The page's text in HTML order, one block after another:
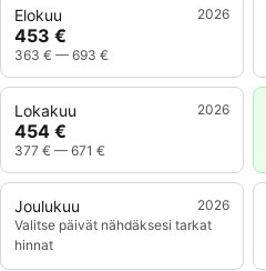
Elokuu 2026
453 €
363 € — 693 €
Lokakuu 2026
454 €
377 € — 671 €
Joulukuu
2026
Valitse päivät nähdäksesi tarkat
hinnat